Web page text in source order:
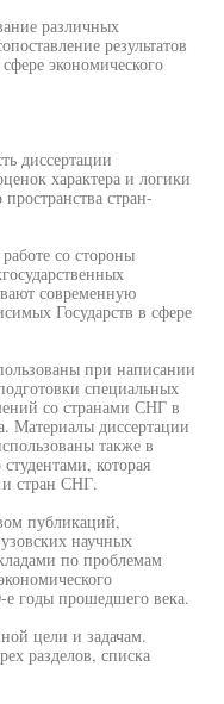
различных
результатов
экономического
диссертации
характера и логики
стран-
со стороны
современную
Государств в сфере
при написании
специальных
со странами СНГ в
Материалы диссертации
также в
которая
и стран СНГ.
публикаций,
научных
по проблемам
е годы прошедшего века.
цели и задачам.
разделов, списка